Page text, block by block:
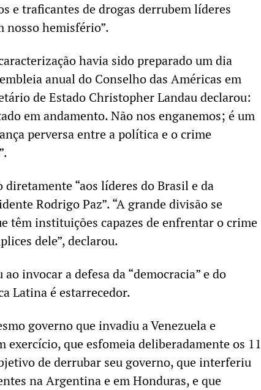
e traficantes de drogas derrubem líderes
nosso hemisfério”.
havia sido preparado um dia
anual do Conselho das Américas em
de Estado Christopher Landau declarou:
em andamento. Não nos enganemos; é um
perversa entre a política e o crime
“aos líderes do Brasil e da
Rodrigo Paz”. “A grande divisão se
têm instituições capazes de enfrentar o crime
dele”, declarou.
invocar a defesa da “democracia” e do
Latina é estarrecedor.
governo que invadiu a Venezuela e
exercício, que esfomeia deliberadamente os 11
de derrubar seu governo, que interferiu
na Argentina e em Honduras, e que